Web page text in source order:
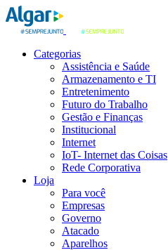
Categorias
Assistência e Saúde
Armazenamento e TI
Entretenimento
Futuro do Trabalho
Gestão e Finanças
Institucional
Internet
IoT- Internet das Coisas
Rede Corporativa
Loja
Para você
Empresas
Governo
Atacado
Aparelhos